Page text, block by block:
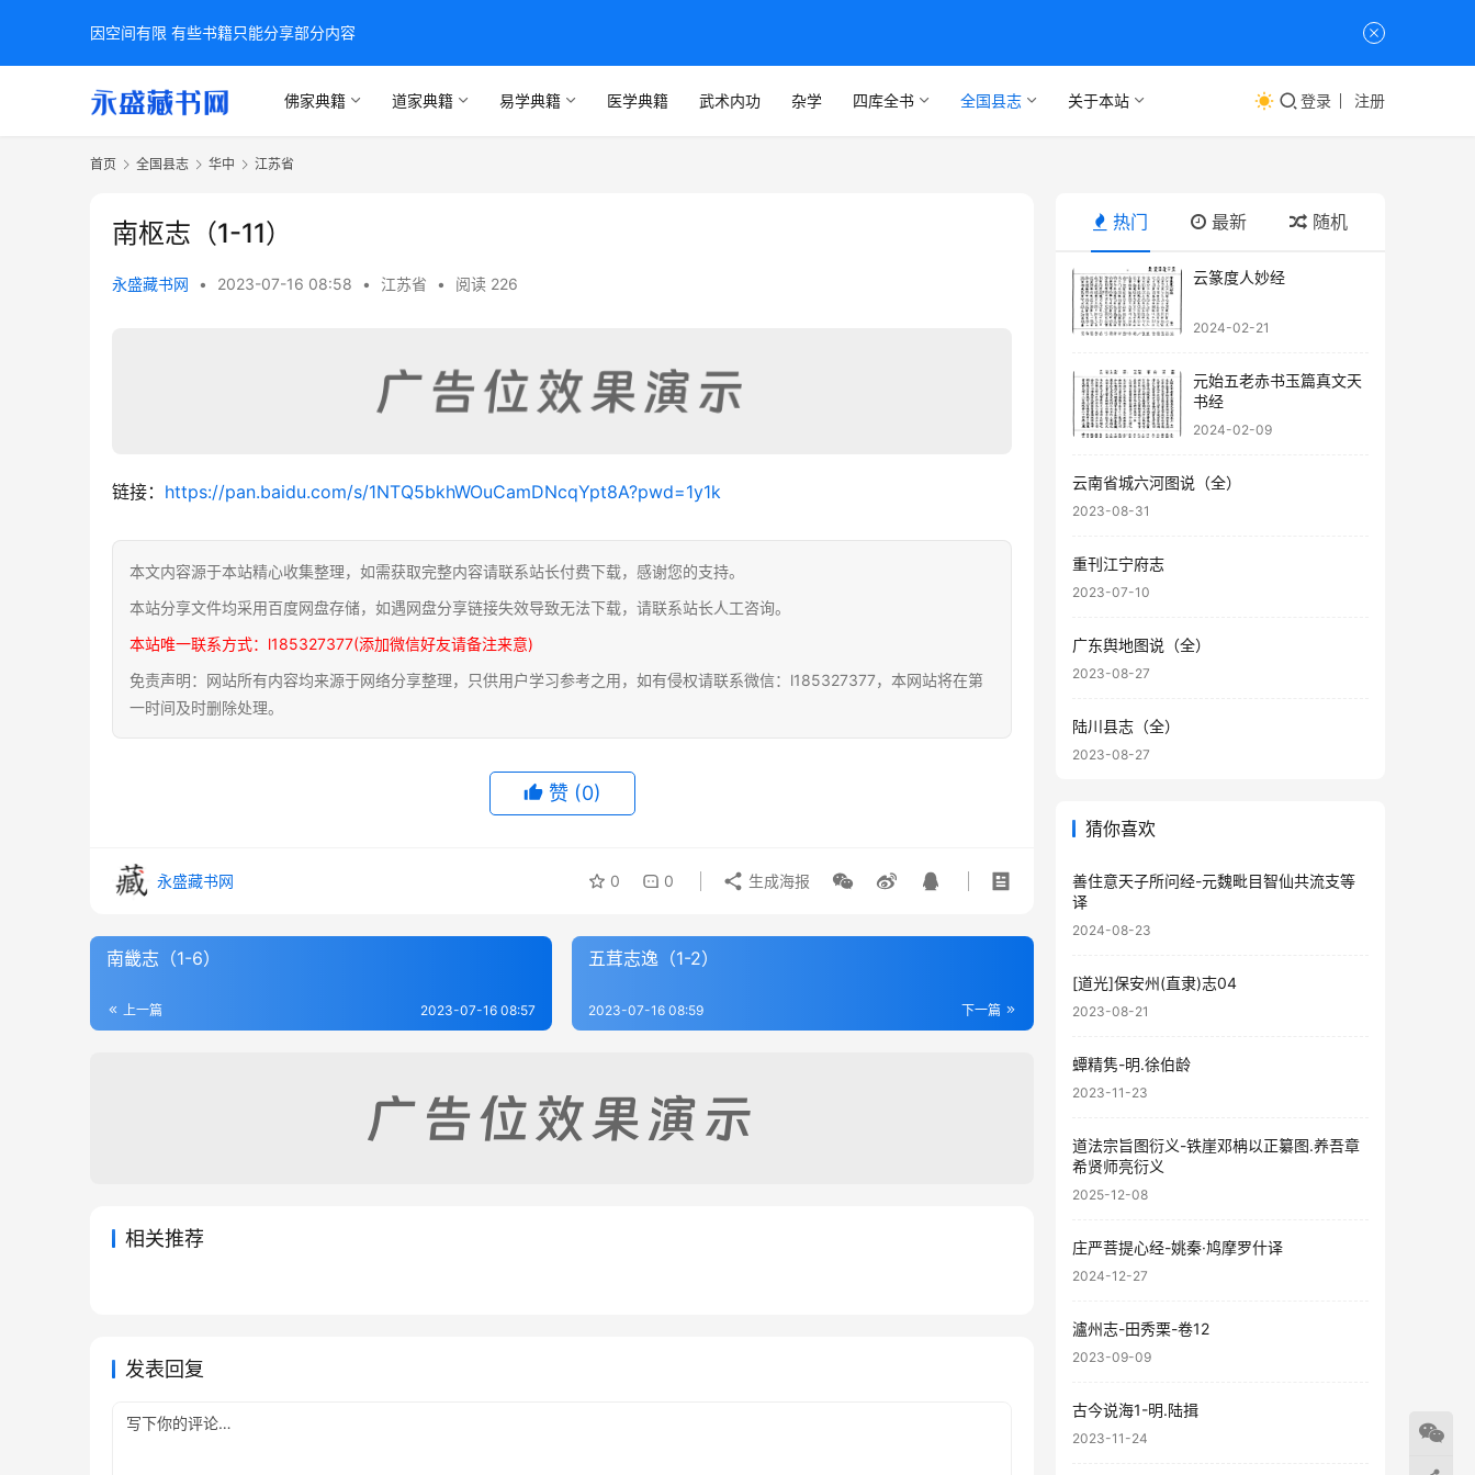
佛家典籍 道家典籍 易学典籍 医学典籍 武术内功 杂学 四库全书 全国县志 关于本站 登录 注册
首页 全国县志 华中 江苏省
南枢志（1-11）
永盛藏书网 • 2023-07-16 08:58 • 江苏省 • 阅读 226
链接： https://pan.baidu.com/s/1NTQ5bkhWOuCamDNcqYpt8A?pwd=1y1k
本文内容源于本站精心收集整理，如需获取完整内容请联系站长付费下载，感谢您的支持。
本站分享文件均采用百度网盘存储，如遇网盘分享链接失效导致无法下载，请联系站长人工咨询。
本站唯一联系方式：l185327377(添加微信好友请备注来意)
免责声明：网站所有内容均来源于网络分享整理，只供用户学习参考之用，如有侵权请联系微信：l185327377，本网站将在第
一时间及时删除处理。
赞 (0)
永盛藏书网 0 0 生成海报
南畿志（1-6）
上一篇 2023-07-16 08:57
五茸志逸（1-2）
下一篇
2023-07-16 08:59
相关推荐
发表回复
热门 最新 随机
云篆度人妙经
2024-02-21
元始五老赤书玉篇真文天
书经
2024-02-09
云南省城六河图说（全）
2023-08-31
重刊江宁府志
2023-07-10
广东舆地图说（全）
2023-08-27
陆川县志（全）
2023-08-27
猜你喜欢
善住意天子所问经-元魏毗目智仙共流支等
译
2024-08-23
[道光]保安州(直隶)志04
2023-08-21
蟫精隽-明.徐伯龄
2023-11-23
道法宗旨图衍义-铁崖邓柟以正纂图.养吾章
希贤师亮衍义
2025-12-08
庄严菩提心经-姚秦·鸠摩罗什译
2024-12-27
瀘州志-田秀栗-卷12
2023-09-09
古今说海1-明.陆揖
2023-11-24
因空间有限 有些书籍只能分享部分内容